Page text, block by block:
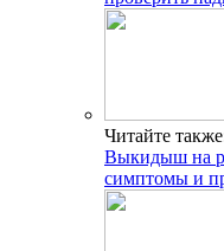
Добавить комментарий